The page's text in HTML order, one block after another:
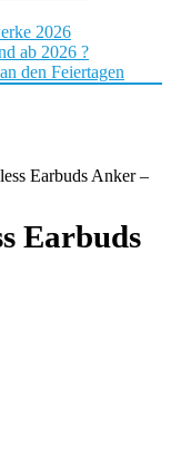
2026
ab 2026 ?
den Feiertagen
Earbuds Anker –
Earbuds